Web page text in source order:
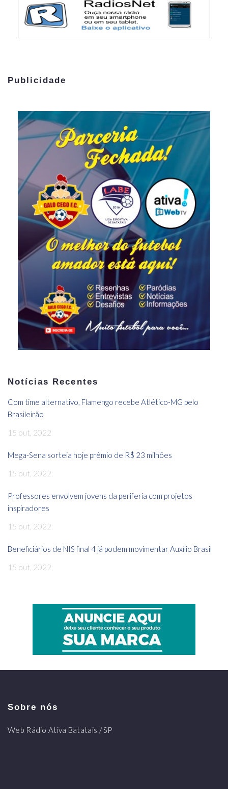
Publicidade
Notícias Recentes
Com time alternativo, Flamengo recebe Atlético-MG pelo
Brasileirão
15 out, 2022
Mega-Sena sorteia hoje prêmio de R$ 23 milhões
15 out, 2022
Professores envolvem jovens da periferia com projetos
inspiradores
15 out, 2022
Beneficiários de NIS final 4 já podem movimentar Auxílio Brasil
15 out, 2022
Sobre nós
Web Rádio Ativa Batatais / SP